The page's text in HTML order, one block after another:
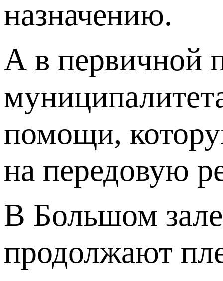
назначению.
А в первичной
помощи,
на передовую
В Большом
продолжают